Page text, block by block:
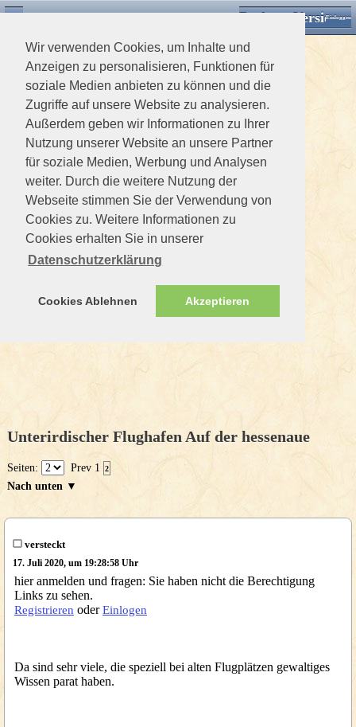
Wir verwenden Cookies, um Inhalte und
Anzeigen zu personalisieren, Funktionen für
soziale Medien anbieten zu können und die
Zugriffe auf unsere Website zu analysieren.
Außerdem geben wir Informationen zu Ihrer
Nutzung unserer Website an unsere Partner
für soziale Medien, Werbung und Analysen
weiter. Durch die weitere Nutzung der
Webseite stimmen Sie der Verwendung von
Cookies zu. Weitere Informationen zu
Cookies erhalten Sie in unserer
Datenschutzerklärung
Cookies Ablehnen Akzeptieren
Desktop VersionEinloggen
Unterirdischer Flughafen Auf der hessenaue
Seiten: Prev 1 2
Nach unten ▼
versteckt
17. Juli 2020, um 19:28:58 Uhr
hier anmelden und fragen: Sie haben nicht die Berechtigung
Links zu sehen.
Registrieren oderEinlogen
Da sind sehr viele, die speziell bei alten Flugplätzen gewaltiges
Wissen parat haben.